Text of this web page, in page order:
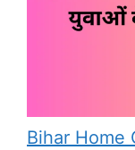
Bihar Home